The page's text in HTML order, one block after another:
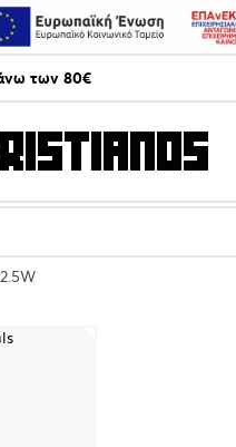
των 80€